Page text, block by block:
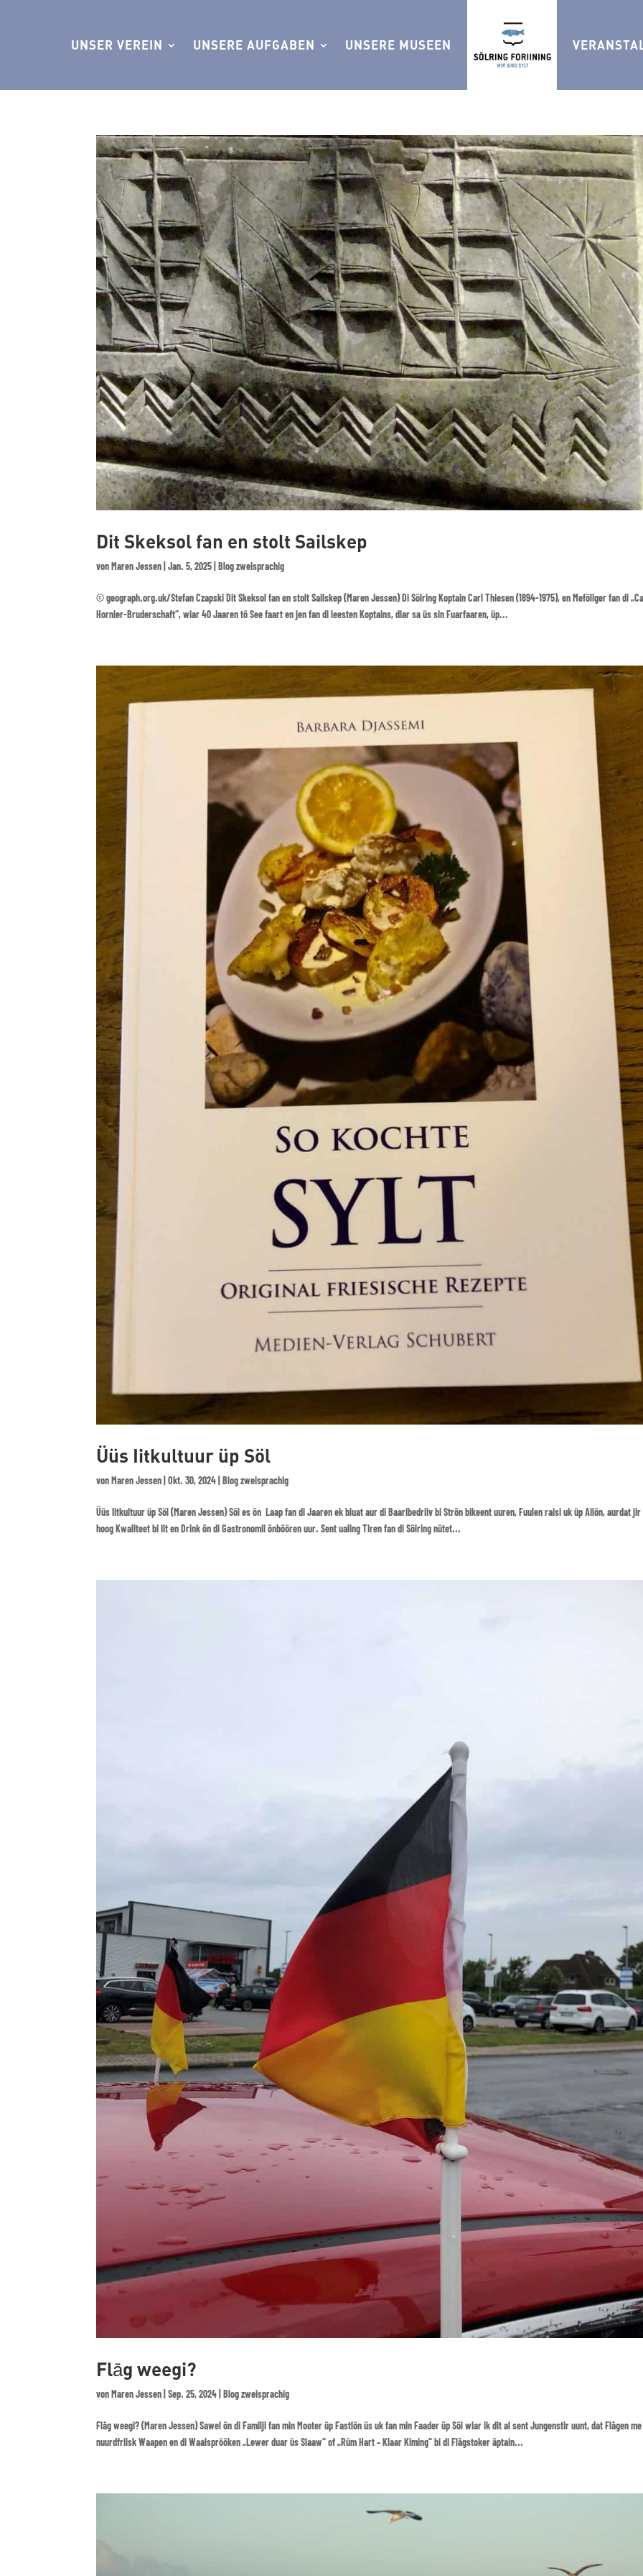
UNSER VEREIN UNSERE AUFGABEN UNSERE MUSEEN
Dit Skeksol fan en stolt Sailskep
vonMaren Jessen |Jan. 5, 2025 |Blog zweisprachig
© geograph.org.uk/Stefan Czapski Dit Skeksol fan en stolt Sailskep (Maren Jessen) Di Sölring Koptain Carl Thiesen (1894-1975), en Meföliger fan di
Hornier-Bruderschaft“, wiar 40 Jaaren tö See faart en jen fan di leesten Koptains, diar sa üs sin Fuarfaaren, üp...
Üüs Iitkultuur üp Söl
vonMaren Jessen |Okt. 30, 2024 |Blog zweisprachig
Üüs Iitkultuur üp Söl (Maren Jessen) Söl es ön Laap fan di Jaaren ek bluat aur di Baaribedriiv bi Strön bikeent uuren, Fuulen raisi uk üp Ailön, aurdat jir
hoog Kwaliteet bi Iit en Drink ön di Gastronomii önböören uur. Sent ualing Tiren fan di Sölring nütet...
Flāg weegi?
vonMaren Jessen |Sep. 25, 2024 |Blog zweisprachig
Flāg weegi? (Maren Jessen) Sawel ön di Familji fan min Mooter üp Fastlön üs uk fan min Faader üp Söl wiar ik dit al sent Jungenstir uunt, dat Flāgen
nuurdfriisk Waapen en di Waalsprööken „Lewer duar üs Slaaw“ of „Rüm Hart – Klaar Kiming“ bi di Flāgstoker āptain...